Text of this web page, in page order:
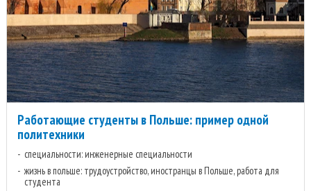
Работающие студенты в Польше: пример одной
политехники
специальности: инженерные специальности
жизнь в польше: трудоустройство, иностранцы в Польше, работа для
студента